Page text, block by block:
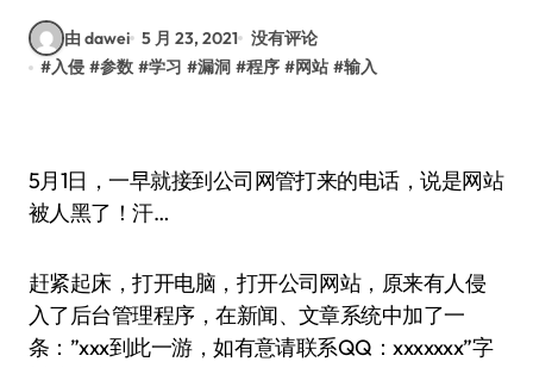
由 dawei 5 月 23, 2021 没有评论
#入侵 #参数 #学习 #漏洞 #程序 #网站 #输入
5月1日，一早就接到公司网管打来的电话，说是网站
被人黑了！汗…
赶紧起床，打开电脑，打开公司网站，原来有人侵
入了后台管理程序，在新闻、文章系统中加了一
条：”xxx到此一游，如有意请联系QQ：xxxxxxx”字